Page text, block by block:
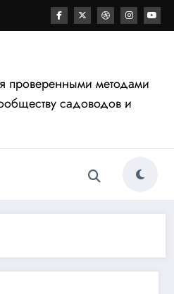
проверенными методами
садоводов и